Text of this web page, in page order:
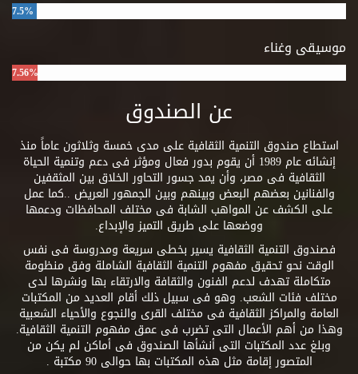
7.5%
موسيقى وغناء
7.56%
عن الصندوق
استطاع صندوق التنمية الثقافية على مدى خمسة وثلاثون عاماً منذ
إنشائه عام 1989 أن يقوم بدور فعال ومؤثر فى دعم وتنمية الحياة
الثقافية فى مصر، وأن يمد جسور التحاور الخلاق بين المثقفين
والفنانين بعضهم البعض وبينهم وبين الجمهور العريض ..كما عمل
على الكشف عن المواهب الشابة فى مختلف المحافظات ودعمها
ووضعها على طريق التميز والإبداع.
فصندوق التنمية الثقافية يسير بخطى سريعة ومدروسة فى نفس
الوقت نحو تحقيق مفهوم التنمية الثقافية الشاملة وفق منظومة
متكاملة تهدف لدعم الفنون والثقافة والارتقاء بها ونشرها لدى
مختلف فئات الشعب. وهو فى سبيل ذلك أقام العديد من المكتبات
العامة والمراكز الثقافية فى مختلف القرى والنجوع والأحياء الشعبية
وهذا من أهم الأعمال التى تضرب فى عمق مفهوم التنمية الثقافية.
وبلغ عدد المكتبات التى أنشأها الصندوق فى أماكن لم يكن من
المتصور إقامة مثل هذه المكتبات بها حوالى 90 مكتبة .